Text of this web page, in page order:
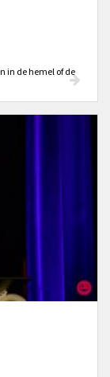
in de hemel of de